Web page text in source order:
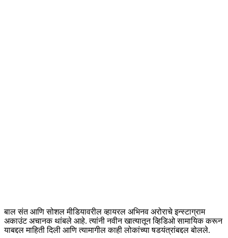
बाल संत आणि सोशल मीडियावरील व्हायरल अभिनव अरोराचे इन्स्टाग्राम
अकाउंट अचानक थांबले आहे. त्यांनी नवीन खात्यातून व्हिडिओ सामायिक करून
याबद्दल माहिती दिली आणि त्यामागील काही लोकांच्या षडयंत्रांबद्दल बोलले.